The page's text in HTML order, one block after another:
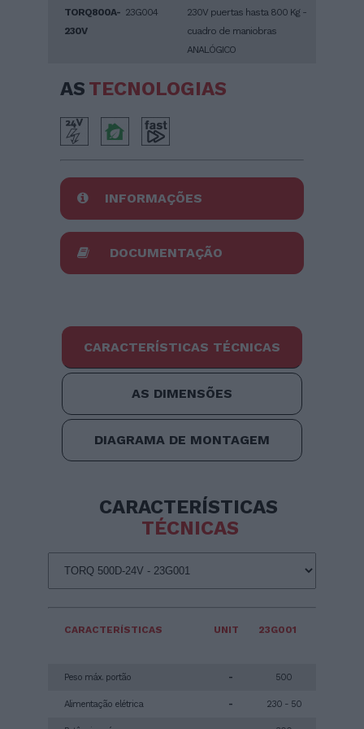
TORQ800A-
230V
23G004
230V puertas hasta 800 Kg -
cuadro de maniobras
ANALÓGICO
AS TECNOLOGIAS
INFORMAÇÕES
DOCUMENTAÇÃO
CARACTERÍSTICAS TÉCNICAS
AS DIMENSÕES
DIAGRAMA DE MONTAGEM
CARACTERÍSTICAS
TÉCNICAS
CARACTERÍSTICAS
Peso máx. portão
Alimentação elétrica
UNIT
-
-
23G001
500
230 - 50